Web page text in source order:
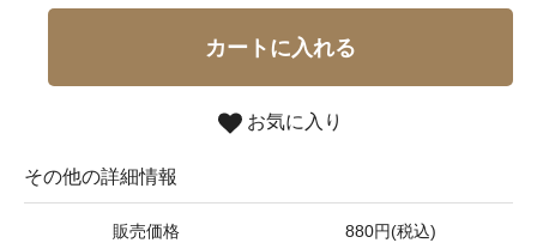
カートに入れる
お気に入り
その他の詳細情報
販売価格 880円(税込)